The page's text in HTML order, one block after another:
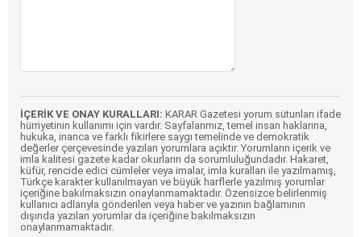
İÇERİK VE ONAY KURALLARI: KARAR Gazetesi yorum sütunları ifade
hürriyetinin kullanımı için vardır. Sayfalarımız, temel insan haklarına,
hukuka, inanca ve farklı fikirlere saygı temelinde ve demokratik
değerler çerçevesinde yazılan yorumlara açıktır. Yorumların içerik ve
imla kalitesi gazete kadar okurların da sorumluluğundadır. Hakaret,
küfür, rencide edici cümleler veya imalar, imla kuralları ile yazılmamış,
Türkçe karakter kullanılmayan ve büyük harflerle yazılmış yorumlar
içeriğine bakılmaksızın onaylanmamaktadır. Özensizce belirlenmiş
kullanıcı adlarıyla gönderilen veya haber ve yazının bağlamının
dışında yazılan yorumlar da içeriğine bakılmaksızın
onaylanmamaktadır.